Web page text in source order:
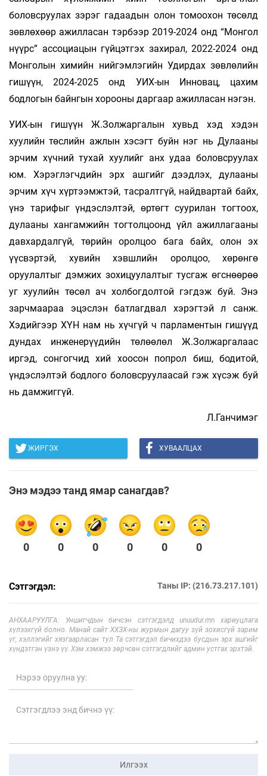
боловсруулах зэрэг гадаадын олон то­моохон төсөлд
зөвлөхөөр ажилласан тэрбээр 2019-2024 онд “Монгол
нүүрс” ассоциацын гүйцэтгэх захирал, 2022-2024 онд
Монголын химийн нийгэмлэгийн Удирдах зөвлөлийн
гишүүн, 2024-2025 онд УИХ-ын Инновац, цахим
бодлогын байнгын хорооны даргаар ажилласан нэгэн.
УИХ-ын гишүүн Ж.Золжаргалын хувьд хэд хэдэн
хуулийн төслийн ажлын хэсэгт буйн нэг нь Дулааны
эрчим хүчний тухай хуулийг анх удаа боловсруулах
юм. Хэрэглэгчдийн эрх ашгийг дээдлэх, дулааны
эрчим хүч хүртээмжтэй, тасралтгүй, найдвартай байх,
үнэ тарифыг үндэслэлтэй, өртөгт суурилан тогтоох,
дулааны хангамжийн тогтолцоонд үйл ажиллагааны
давхардалгүй, төрийн оролцоо бага байх, олон эх
үүсвэртэй, хувийн хэвшлийн оролцоо, хөрөнгө
оруулалтыг дэмжих зохи­цуулалтыг тусгаж өгснөөрөө
уг хуулийн төсөл ач холбогдол­той гэгдэж буй. Энэ
зарчмаараа эцэслэн батлагдвал хэрэгтэй л санж.
Хэдийгээр ХҮН нам нь хүчгүй ч парламентын гишүүд
дундах инженерүүдийн төлөөлөл Ж.Золжаргалаас
иргэд, сонгогчид хий хоосон попрол биш, бодитой,
үндэслэлтэй бодлого боловсруулаасай гэж хүсэж буй
нь дамжиггүй.
Л.Ганчимэг
ЖИРГЭХ ХУВААЛЦАХ
Энэ мэдээ танд ямар санагдав?
0 0 0 0 0 0
Сэтгэгдэл: Таны IP: (216.73.217.101)
АНХААРУУЛГА: Уншигчдын бичсэн сэтгэгдэлд unuudur.mn хариуцлага
хүлээхгүй болно. Манай сайт ХХЗХ-ны журмын дагуу зүй зохисгүй зарим
үг, хэллэгийг хязгаарласан тул Та сэтгэгдэл бичихдээ бусдын эрх ашгийг
хүндэтгэн үзнэ үү. Хэм хэмжээ зөрчсөн сэтгэгдлийг админ устгах эрхтэй.
Илгээх